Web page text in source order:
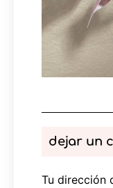
dejar un
Tu dirección